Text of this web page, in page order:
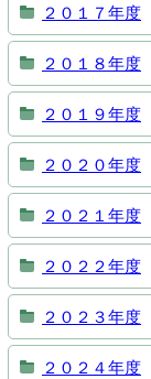
２０１７年度
２０１８年度
２０１９年度
２０２０年度
２０２１年度
２０２２年度
２０２３年度
２０２４年度